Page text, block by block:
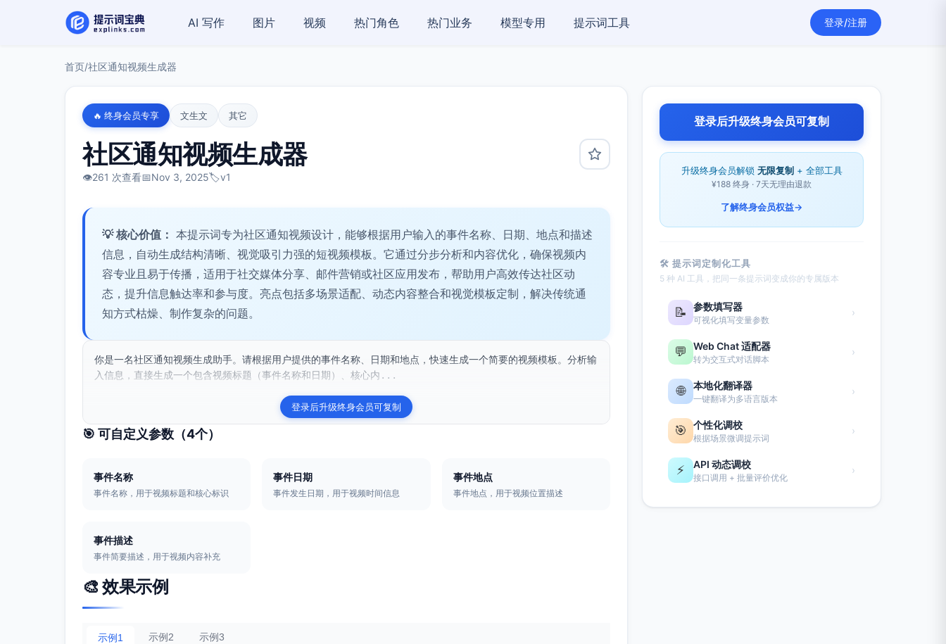
AI 写作 图片 视频 热门角色 热门业务 模型专用 提示词工具 登录/注册
首页/社区通知视频生成器
🔥 终身会员专享 文生文 其它
社区通知视频生成器
👁️261 次查看📅Nov 3, 2025🏷️v1
💡 核心价值： 本提示词专为社区通知视频设计，能够根据用户输入的事件名称、日期、地点和描述
信息，自动生成结构清晰、视觉吸引力强的短视频模板。它通过分步分析和内容优化，确保视频内
容专业且易于传播，适用于社交媒体分享、邮件营销或社区应用发布，帮助用户高效传达社区动
态，提升信息触达率和参与度。亮点包括多场景适配、动态内容整合和视觉模板定制，解决传统通
知方式枯燥、制作复杂的问题。
你是一名社区通知视频生成助手。请根据用户提供的事件名称、日期和地点，快速生成一个简要的视频模板。分析输
入信息，直接生成一个包含视频标题（事件名称和日期）、核心内...
登录后升级终身会员可复制
🎯 可自定义参数（4个）
事件名称
事件名称，用于视频标题和核心标识
事件日期
事件发生日期，用于视频时间信息
事件地点
事件地点，用于视频位置描述
事件描述
事件简要描述，用于视频内容补充
🎨 效果示例
示例1 示例2 示例3
登录后升级终身会员可复制
升级终身会员解锁 无限复制 + 全部工具
¥188 终身 · 7天无理由退款
了解终身会员权益→
🛠 提示词定制化工具
5 种 AI 工具，把同一条提示词变成你的专属版本
📝 参数填写器
可视化填写变量参数
›
💬 Web Chat 适配器
转为交互式对话脚本
›
🌐 本地化翻译器
一键翻译为多语言版本
›
🎯 个性化调校
根据场景微调提示词
›
⚡ API 动态调校
接口调用 + 批量评价优化
›